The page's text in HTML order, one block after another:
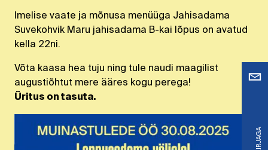
Imelise vaate ja mõnusa menüüga Jahisadama
Suvekohvik Maru jahisadama B-kai lõpus on avatud
kella 22ni.
Võta kaasa hea tuju ning tule naudi maagilist
augustiõhtut mere ääres kogu perega!
Üritus on tasuta.